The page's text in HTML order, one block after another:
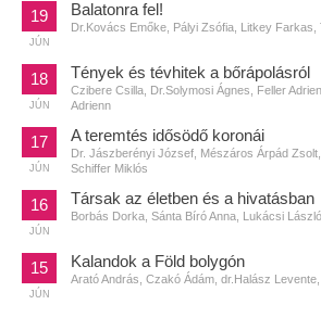
19
JÚN
Balatonra fel!
Dr.Kovács Emőke, Pályi Zsófia, Litkey Farkas,
18
JÚN
Tények és tévhitek a bőrápolásról
Czibere Csilla, Dr.Solymosi Ágnes, Feller
Adrienn
17
JÚN
A teremtés idősödő koronái
Dr. Jászberényi József, Mészáros Árpád
Schiffer Miklós
16
JÚN
Társak az életben és a hivatásban
Borbás Dorka, Sánta Bíró Anna, Lukácsi
15
JÚN
Kalandok a Föld bolygón
Arató András, Czakó Ádám, dr.Halász